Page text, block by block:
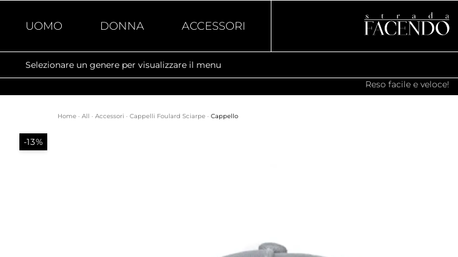
UOMO DONNA ACCESSORI
Selezionare un genere per visualizzare il menu
Reso facile e veloce!
Home · All · Accessori · Cappelli Foulard Sciarpe · Cappello
-13%